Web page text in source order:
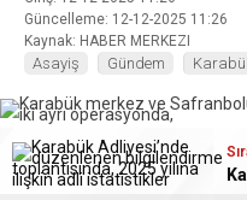
Güncelleme: 12-12-2025 11:26
Kaynak: HABER MERKEZI
Asayiş Gündem